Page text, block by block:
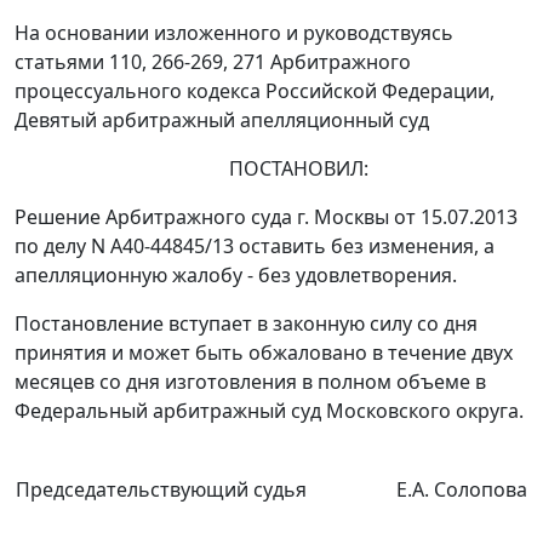
На основании изложенного и руководствуясь
статьями 110, 266-269, 271 Арбитражного
процессуального кодекса Российской Федерации,
Девятый арбитражный апелляционный суд
ПОСТАНОВИЛ:
РешениеАрбитражного суда г. Москвы от 15.07.2013
по делу N А40-44845/13 оставить без изменения, а
апелляционную жалобу - без удовлетворения.
Постановление вступает в законную силу со дня
принятия и может быть обжаловано в течение двух
месяцев со дня изготовления в полном объеме в
Федеральный арбитражный суд Московского округа.
Председательствующий судья Е.А. Солопова